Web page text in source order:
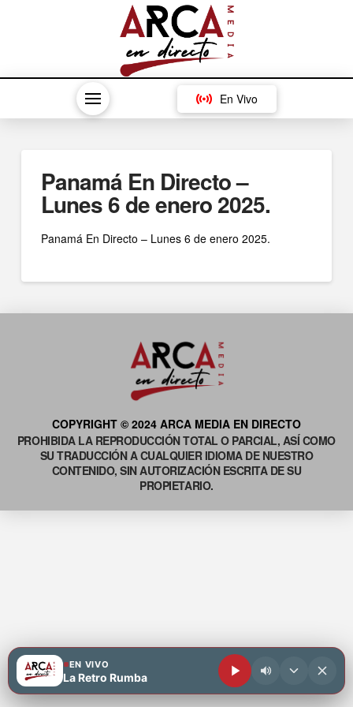
En Vivo
Panamá En Directo –
Lunes 6 de enero 2025.
Panamá En Directo – Lunes 6 de enero 2025.
COPYRIGHT © 2024 ARCA MEDIA EN DIRECTO
PROHIBIDA LA REPRODUCCIÓN TOTAL O PARCIAL, ASÍ COMO
SU TRADUCCIÓN A CUALQUIER IDIOMA DE NUESTRO
CONTENIDO, SIN AUTORIZACIÓN ESCRITA DE SU
PROPIETARIO.
EN VIVO
La Retro Rumba